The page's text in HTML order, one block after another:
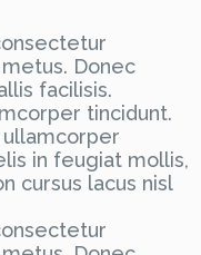
Donec
facilisis.
tincidunt.
ullamcorper
in feugiat mollis,
cursus lacus nisl